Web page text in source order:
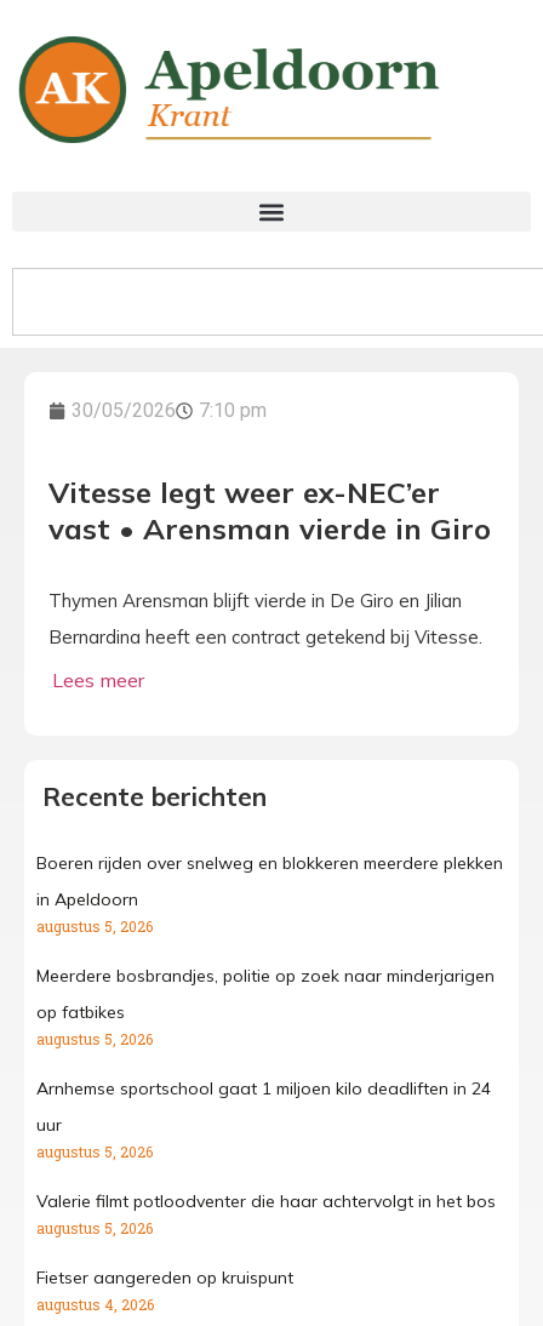
30/05/2026 7:10 pm
Vitesse legt weer ex-NEC’er
vast • Arensman vierde in Giro
Thymen Arensman blijft vierde in De Giro en Jilian
Bernardina heeft een contract getekend bij Vitesse.
Recente berichten
Boeren rijden over snelweg en blokkeren meerdere plekken
in Apeldoorn
augustus 5, 2026
Meerdere bosbrandjes, politie op zoek naar minderjarigen
op fatbikes
augustus 5, 2026
Arnhemse sportschool gaat 1 miljoen kilo deadliften in 24
uur
augustus 5, 2026
Valerie filmt potloodventer die haar achtervolgt in het bos
augustus 5, 2026
Fietser aangereden op kruispunt
augustus 4, 2026